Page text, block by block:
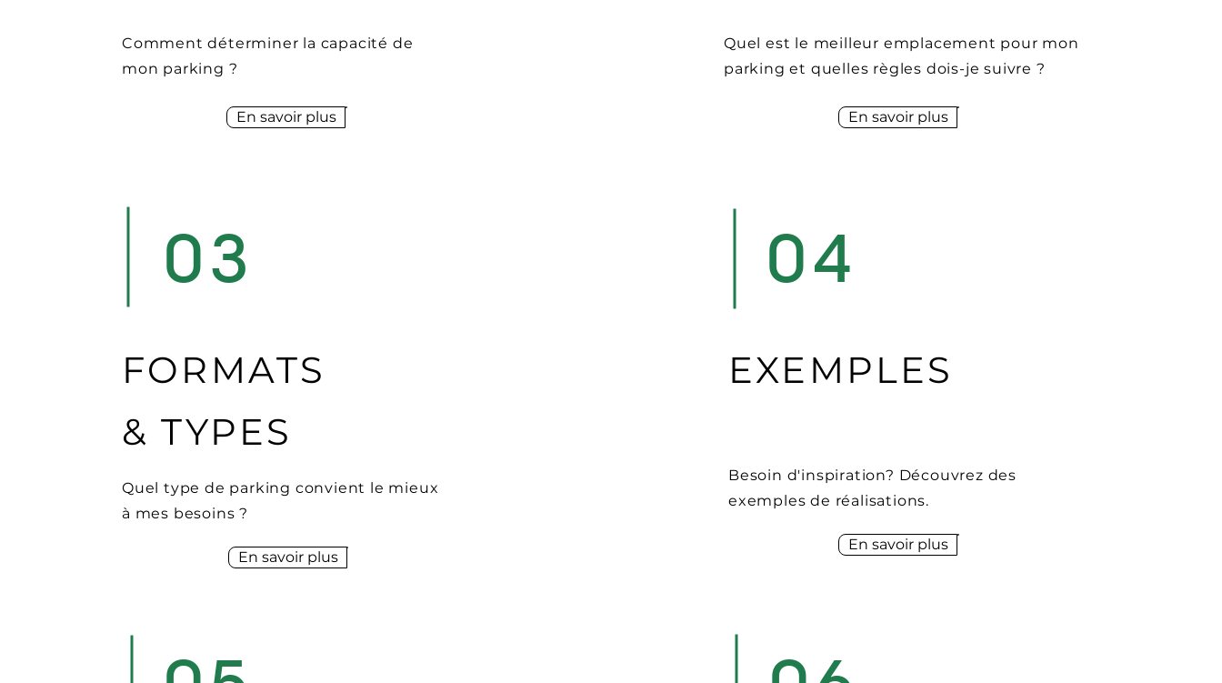
Comment déterminer la capacité de
mon parking ?
En savoir plus
Quel est le meilleur emplacement pour mon
parking et quelles règles dois-je suivre ?
En savoir plus
03
FORMATS
& TYPES
Quel type de parking convient le mieux
à mes besoins ?
En savoir plus
04
EXEMPLES
Besoin d'inspiration? Découvrez des
exemples de réalisations.
En savoir plus